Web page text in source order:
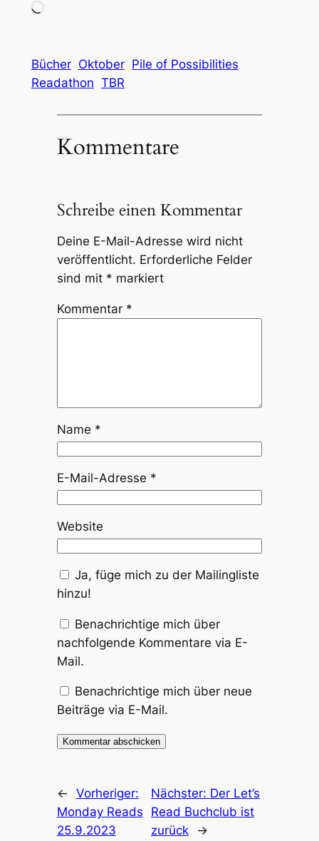
Wird
Bücher Oktober Pile of Possibilities
Readathon TBR
Kommentare
Schreibe einen Kommentar
Deine E-Mail-Adresse wird nicht
veröffentlicht. Erforderliche Felder
sind mit * markiert
Kommentar *
Name *
E-Mail-Adresse *
Website
Ja, füge mich zu der Mailingliste
hinzu!
Benachrichtige mich über
nachfolgende Kommentare via E-
Mail.
Benachrichtige mich über neue
Beiträge via E-Mail.
← Vorheriger:
Monday Reads
25.9.2023
Nächster: Der Let’s
Read Buchclub ist
zurück
→